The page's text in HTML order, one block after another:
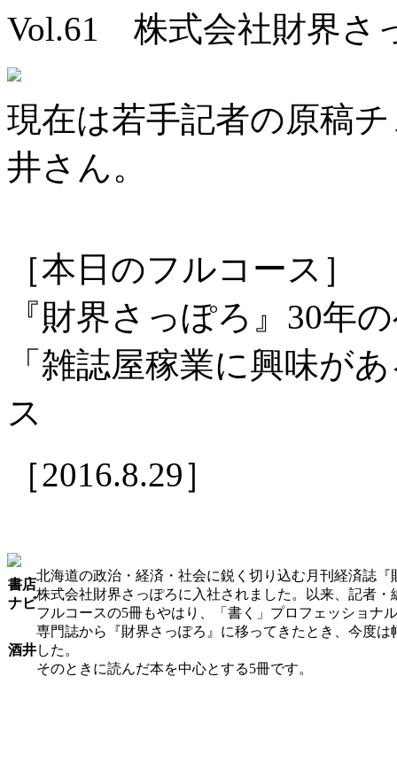
Vol.61 株式会社財界さ
現在は若手記者の原稿
井さん。
［本日のフルコース］
『財界さっぽろ』30年
「雑誌屋稼業に興味が
ス
［2016.8.29］
書店
ナビ
北海道の政治・経済・社会に鋭く切り込む月刊経済誌
株式会社財界さっぽろに入社されました。以来、記者
フルコースの5冊もやはり、「書く」プロフェッショナ
酒井
専門誌から『財界さっぽろ』に移ってきたとき、今度
した。
そのときに読んだ本を中心とする5冊です。